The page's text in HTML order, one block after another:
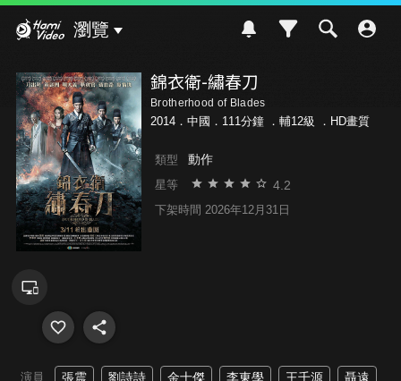
瀏覽
錦衣衛-繡春刀
Brotherhood of Blades
2014．中國．111分鐘 ． 輔12級 ．HD畫質
類型 動作
星等 4.2
下架時間 2026年12月31日
演員 張震 劉詩詩 金士傑 李東學 王千源
聶遠